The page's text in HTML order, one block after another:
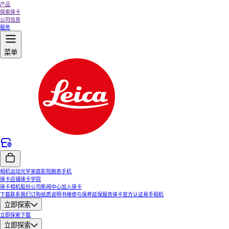
产品
探索徕卡
公司信息
服务
菜单
相机运动光学家庭影院腕表手机
徕卡店铺徕卡学院
徕卡相机股份公司新闻中心加入徕卡
下载联系我们订购纸质说明书维修与保养延保服务徕卡官方认证易手相机
立即探索
立即探索下载
立即探索